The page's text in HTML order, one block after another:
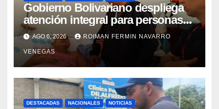
Gobierno Bolivariano despliega
atención integral para personas
con discapacidad en
campamentos de La Guaira
AGO 6, 2026 ROIMAN FERMIN NAVARRO
VENEGAS
DESTACADAS NACIONALES NOTICIAS